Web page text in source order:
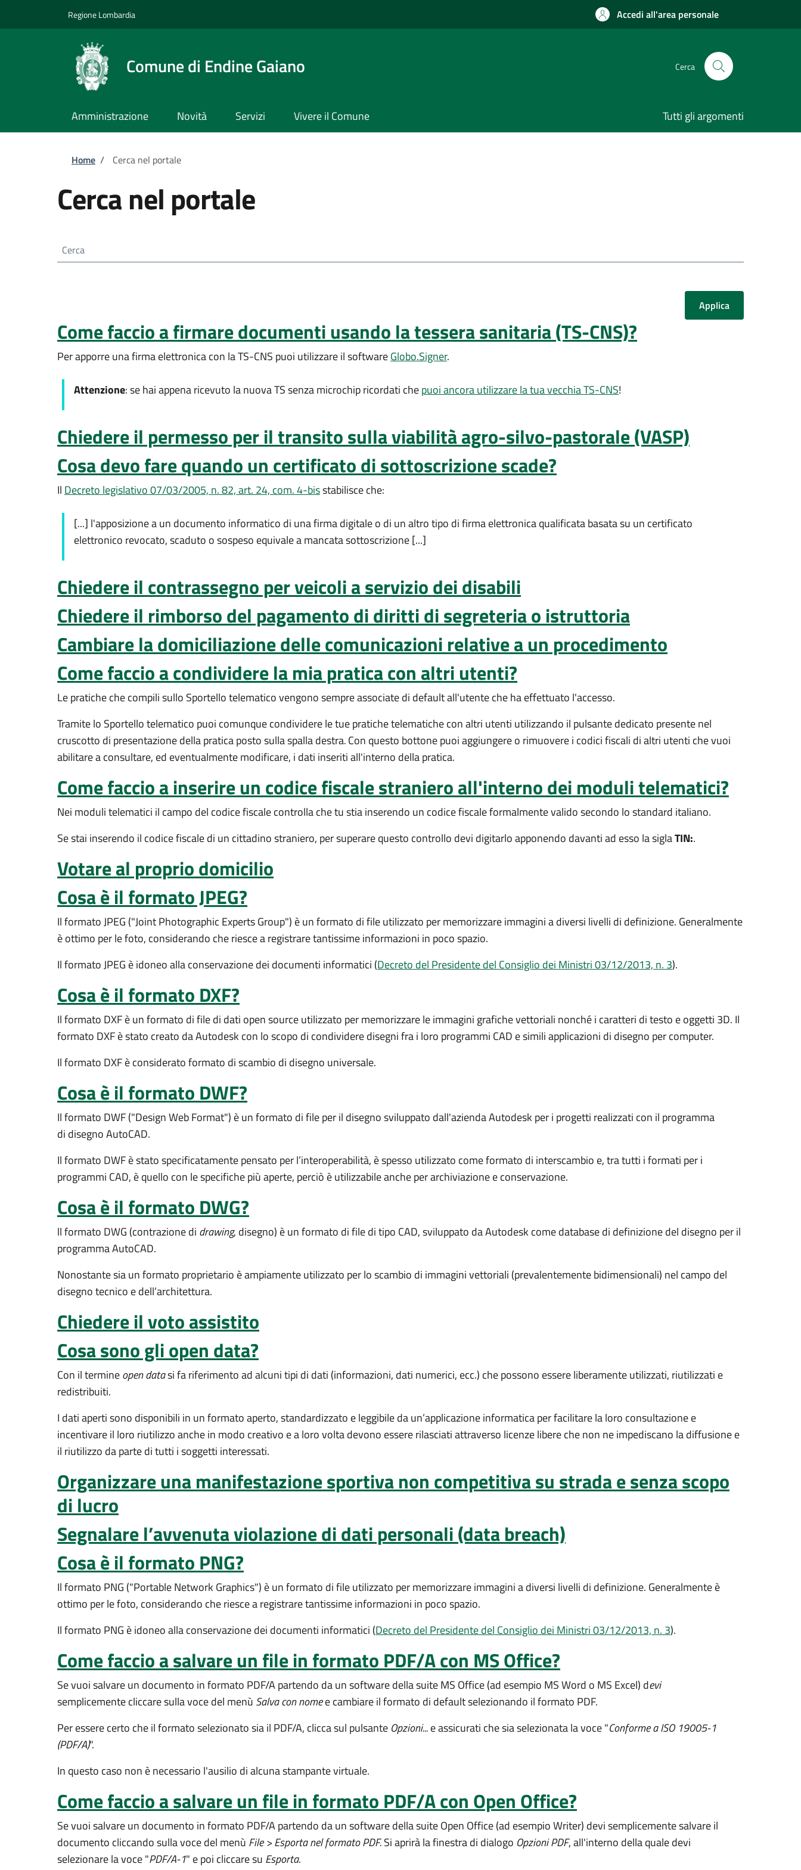
Regione Lombardia Accedi all'area personale
Comune di Endine Gaiano Cerca
Amministrazione Novità Servizi Vivere il Comune Tutti gli argomenti
Briciole di pane
Home / Cerca nel portale
Cerca nel portale
Cerca
Come faccio a firmare documenti usando la tessera sanitaria (TS-CNS)?
Per apporre una firma elettronica con la TS-CNS puoi utilizzare il softwareGlobo.Signer.
Attenzione: se hai appena ricevuto la nuova TS senza microchip ricordati chepuoi ancora utilizzare la tua vecchia TS-CNS!
Chiedere il permesso per il transito sulla viabilità agro-silvo-pastorale (VASP)
Cosa devo fare quando un certificato di sottoscrizione scade?
Il Decreto legislativo 07/03/2005, n. 82, art. 24, com. 4-bisstabilisce che:
[...] l'apposizione a un documento informatico di una firma digitale o di un altro tipo di firma elettronica qualificata basata su un certificato
elettronico revocato, scaduto o sospeso equivale a mancata sottoscrizione [...]
Chiedere il contrassegno per veicoli a servizio dei disabili
Chiedere il rimborso del pagamento di diritti di segreteria o istruttoria
Cambiare la domiciliazione delle comunicazioni relative a un procedimento
Come faccio a condividere la mia pratica con altri utenti?
Le pratiche che compili sullo Sportello telematico vengono sempre associate di default all'utente che ha effettuato l'accesso.
Tramite lo Sportello telematico puoi comunque condividere le tue pratiche telematiche con altri utenti utilizzando il pulsante dedicato presente nel
cruscotto di presentazione della pratica posto sulla spalla destra.Con questo bottone puoi aggiungere o rimuovere i codici fiscali di altri utenti che vuoi
abilitare a consultare, ed eventualmente modificare, i dati inseriti all'interno della pratica.
Come faccio a inserire un codice fiscale straniero all'interno dei moduli telematici?
Nei moduli telematici il campo del codice fiscale controlla che tu stia inserendo un codice fiscale formalmente valido secondo lo standard italiano.
Se stai inserendo il codice fiscale di un cittadino straniero, per superare questo controllo devi digitarlo apponendo davanti ad esso la siglaTIN:.
Votare al proprio domicilio
Cosa è il formato JPEG?
Il formato JPEG ("Joint Photographic Experts Group") è un formato di file utilizzato per memorizzare immagini a diversi livelli di definizione. Generalmente
è ottimo per le foto, considerando che riesce a registrare tantissime informazioni in poco spazio.
Il formato JPEG è idoneo alla conservazione dei documenti informatici (Decreto del Presidente del Consiglio dei Ministri 03/12/2013, n. 3).
Cosa è il formato DXF?
Il formato DXF è un formato di file di dati open source utilizzato per memorizzare le immagini grafiche vettoriali nonché i caratteri di testo e oggetti 3D. Il
formato DXF è stato creato da Autodesk con lo scopo di condividere disegni fra i loro programmi CAD e simili applicazioni di disegno per computer.
Il formato DXF è considerato formato di scambio di disegno universale.
Cosa è il formato DWF?
Il formato DWF ("Design Web Format") è un formato di file per il disegno sviluppato dall'azienda Autodesk per i progetti realizzati con il programma
di disegno AutoCAD.
Il formato DWF è stato specificatamente pensato per l’interoperabilità, è spesso utilizzato come formato di interscambio e, tra tutti i formati per i
programmi CAD, è quello con le specifiche più aperte, perciò è utilizzabile anche per archiviazione e conservazione.
Cosa è il formato DWG?
ll formato DWG (contrazione di drawing, disegno) è un formato di file di tipo CAD, sviluppato da Autodesk come database di definizione del disegno per il
programma AutoCAD.
Nonostante sia un formato proprietario è ampiamente utilizzato per lo scambio di immagini vettoriali (prevalentemente bidimensionali) nel campo del
disegno tecnico e dell’architettura.
Chiedere il voto assistito
Cosa sono gli open data?
Con il termineopen datasi fa riferimento ad alcuni tipi di dati (informazioni, dati numerici, ecc.) che possono essere liberamente utilizzati, riutilizzati e
redistribuiti.
I dati aperti sono disponibili in un formato aperto, standardizzato e leggibile da un’applicazione informatica per facilitare la loro consultazione e
incentivare il loro riutilizzo anche in modo creativo e a loro volta devono essere rilasciati attraverso licenze libere che non ne impediscano la diffusione e
il riutilizzo da parte di tutti i soggetti interessati.
Organizzare una manifestazione sportiva non competitiva su strada e senza scopo
di lucro
Segnalare l’avvenuta violazione di dati personali (data breach)
Cosa è il formato PNG?
Il formato PNG ("Portable Network Graphics") è un formato di file utilizzato per memorizzare immagini a diversi livelli di definizione. Generalmente è
ottimo per le foto, considerando che riesce a registrare tantissime informazioni in poco spazio.
Il formato PNG è idoneo alla conservazione dei documenti informatici (Decreto del Presidente del Consiglio dei Ministri 03/12/2013, n. 3).
Come faccio a salvare un file in formato PDF/A con MS Office?
Se vuoi salvare un documento in formato PDF/A partendo da un software della suite MS Office (ad esempio MS Word o MS Excel) devi
semplicemente cliccare sulla voce del menù Salva con nomee cambiare il formato di default selezionando il formato PDF.
Per essere certo che il formato selezionato sia il PDF/A, clicca sul pulsante Opzioni...e assicurati che sia selezionata la voce "Conforme a ISO 19005-1
(PDF/A)".
In questo caso non è necessario l'ausilio di alcuna stampante virtuale.
Come faccio a salvare un file in formato PDF/A con Open Office?
Se vuoi salvare un documento in formato PDF/A partendo da un software della suite Open Office (ad esempio Writer) devi semplicemente salvare il
documento cliccando sulla voce del menù File >Esporta nel formato PDF.Si aprirà la finestra di dialogo Opzioni PDF, all'interno della quale devi
selezionare la voce "PDF/A-1" e poi cliccare su Esporta.